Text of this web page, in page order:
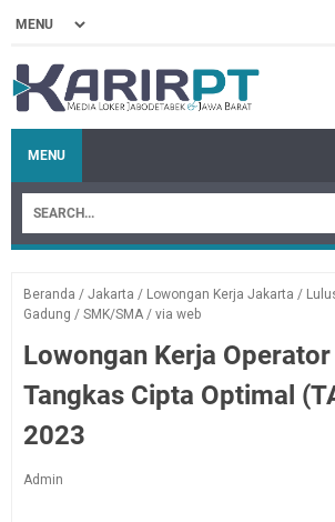
MENU
Beranda / Jakarta / Lowongan Kerja Jakarta /
Gadung / SMK/SMA / via web
Lowongan Kerja Operator
Tangkas Cipta Optimal
2023
Admin